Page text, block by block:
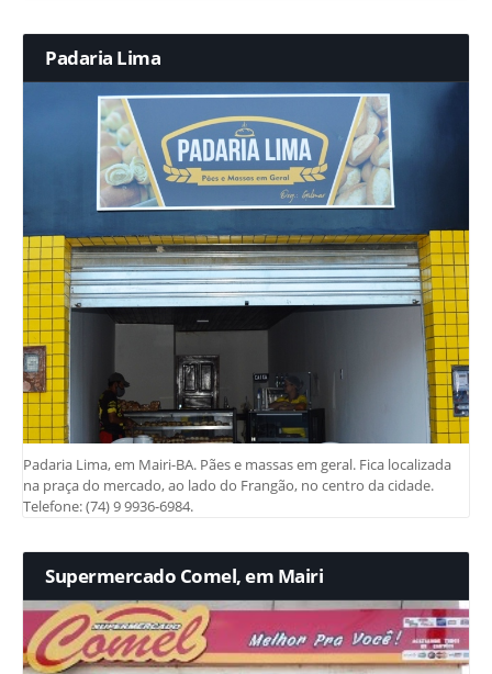
Padaria Lima
Padaria Lima, em Mairi-BA. Pães e massas em geral. Fica localizada
na praça do mercado, ao lado do Frangão, no centro da cidade.
Telefone: (74) 9 9936-6984.
Supermercado Comel, em Mairi